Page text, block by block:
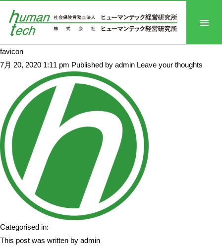
favicon
7月 20, 2020 1:11 pm Published by admin Leave your thoughts
Categorised in:
This post was written by admin